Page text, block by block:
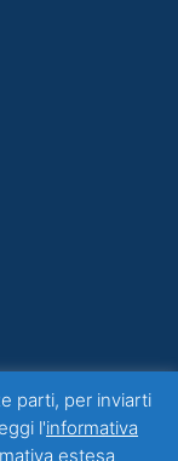
parti, per inviarti
l'informativa
estesa